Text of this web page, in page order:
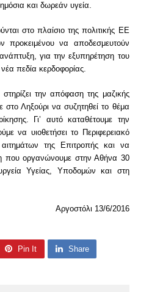
και δωρεάν υγεία.
στο πλαίσιο της πολιτικής ΕΕ
προκειμένου να αποδεσμευτούν
για την εξυπηρέτηση του
πεδία κερδοφορίας.
την απόφαση της μαζικής
στο Ληξούρι να συζητηθεί το θέμα
Γι’ αυτό καταθέτουμε την
να υιοθετήσει το Περιφερειακό
της Επιτροπής και να
που οργανώνουμε στην Αθήνα 30
Υγείας, Υποδομών και στη
Αργοστόλι 13/6/2016
Pin It Share